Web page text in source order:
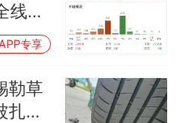
线走
专享
勒草
扎，